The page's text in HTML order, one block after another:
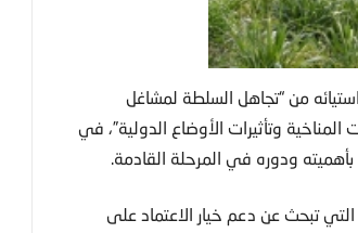
استيائه من “تجاهل السلطة لمشاغل
المناخية وتأثيرات الأوضاع الدولية”، في
ودوره في المرحلة القادمة.
التي تبحث عن دعم خيار الاعتماد على